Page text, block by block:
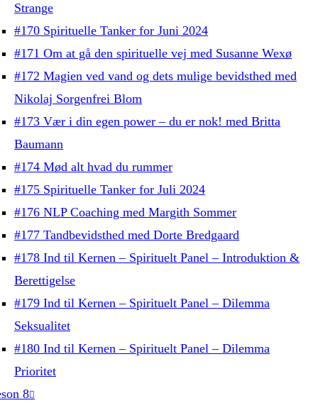
Strange
#170 Spirituelle Tanker for Juni 2024
#171 Om at gå den spirituelle vej med Susanne Wexø
#172 Magien ved vand og dets mulige bevidsthed med
Nikolaj Sorgenfrei Blom
#173 Vær i din egen power – du er nok! med Britta
Baumann
#174 Mød alt hvad du rummer
#175 Spirituelle Tanker for Juli 2024
#176 NLP Coaching med Margith Sommer
#177 Tandbevidsthed med Dorte Bredgaard
#178 Ind til Kernen – Spirituelt Panel – Introduktion &
Berettigelse
#179 Ind til Kernen – Spirituelt Panel – Dilemma
Seksualitet
#180 Ind til Kernen – Spirituelt Panel – Dilemma
Prioritet
8